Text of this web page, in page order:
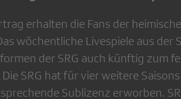
erhalten die Fans der
wöchentliche Livespiele aus der
der SRG auch künftig zum
SRG hat für vier weitere
Sublizenz erworben.